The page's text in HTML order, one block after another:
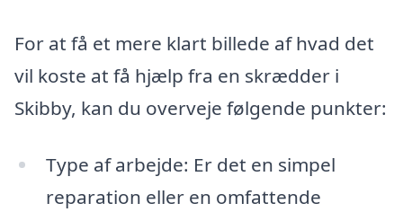
For at få et mere klart billede af hvad det
vil koste at få hjælp fra en skrædder i
Skibby, kan du overveje følgende punkter:
Type af arbejde: Er det en simpel
reparation eller en omfattende